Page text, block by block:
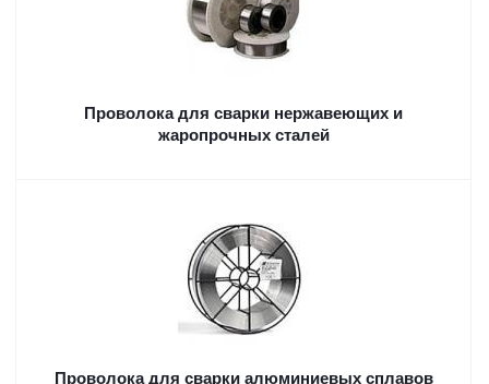
Проволока для сварки нержавеющих и
жаропрочных сталей
Проволока для сварки алюминиевых сплавов